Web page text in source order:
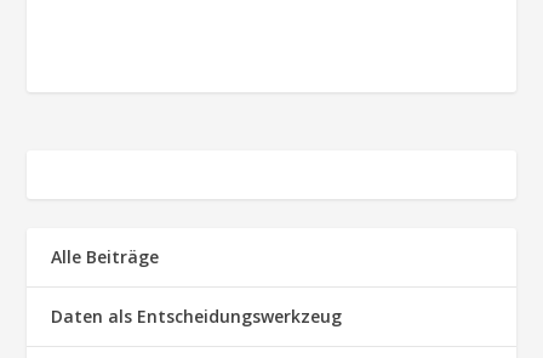
Alle Beiträge
Daten als Entscheidungswerkzeug